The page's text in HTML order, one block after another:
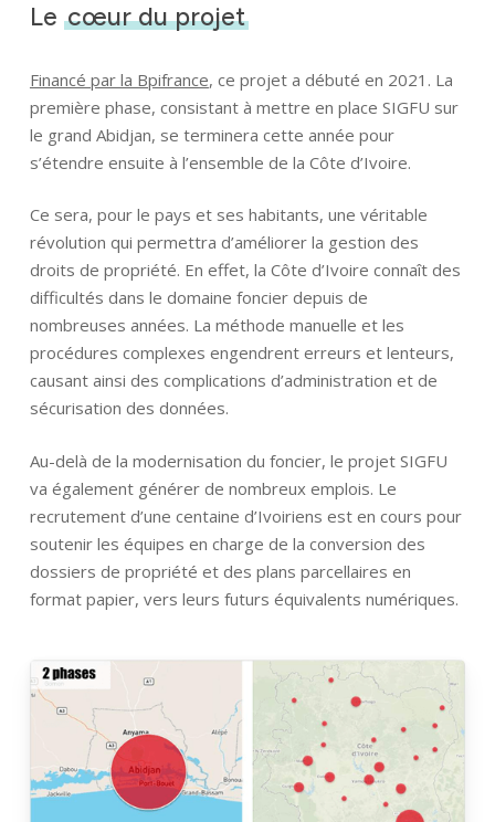
Le cœur du projet
Financé par la Bpifrance, ce projet a débuté en 2021. La
première phase, consistant à mettre en place SIGFU sur
le grand Abidjan, se terminera cette année pour
s’étendre ensuite à l’ensemble de la Côte d’Ivoire.
Ce sera, pour le pays et ses habitants, une véritable
révolution qui permettra d’améliorer la gestion des
droits de propriété. En effet, la Côte d’Ivoire connaît des
difficultés dans le domaine foncier depuis de
nombreuses années. La méthode manuelle et les
procédures complexes engendrent erreurs et lenteurs,
causant ainsi des complications d’administration et de
sécurisation des données.
Au-delà de la modernisation du foncier, le projet SIGFU
va également générer de nombreux emplois. Le
recrutement d’une centaine d’Ivoiriens est en cours pour
soutenir les équipes en charge de la conversion des
dossiers de propriété et des plans parcellaires en
format papier, vers leurs futurs équivalents numériques.